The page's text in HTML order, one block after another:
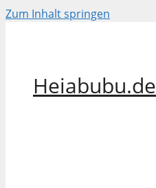
Zum Inhalt springen
Heiabubu.de